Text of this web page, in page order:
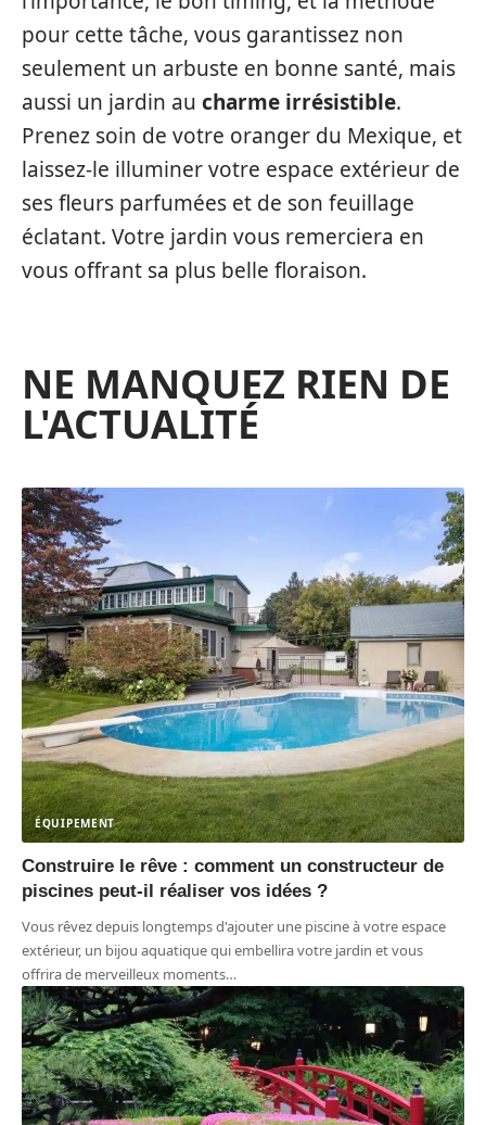
pour cette tâche, vous garantissez non
seulement un arbuste en bonne santé, mais
aussi un jardin au charme irrésistible.
Prenez soin de votre oranger du Mexique, et
laissez-le illuminer votre espace extérieur de
ses fleurs parfumées et de son feuillage
éclatant. Votre jardin vous remerciera en
vous offrant sa plus belle floraison.
NE MANQUEZ RIEN DE
L'ACTUALITÉ
ÉQUIPEMENT
Construire le rêve : comment un constructeur de
piscines peut-il réaliser vos idées ?
Vous rêvez depuis longtemps d'ajouter une piscine à votre espace
extérieur, un bijou aquatique qui embellira votre jardin et vous
offrira de merveilleux moments…